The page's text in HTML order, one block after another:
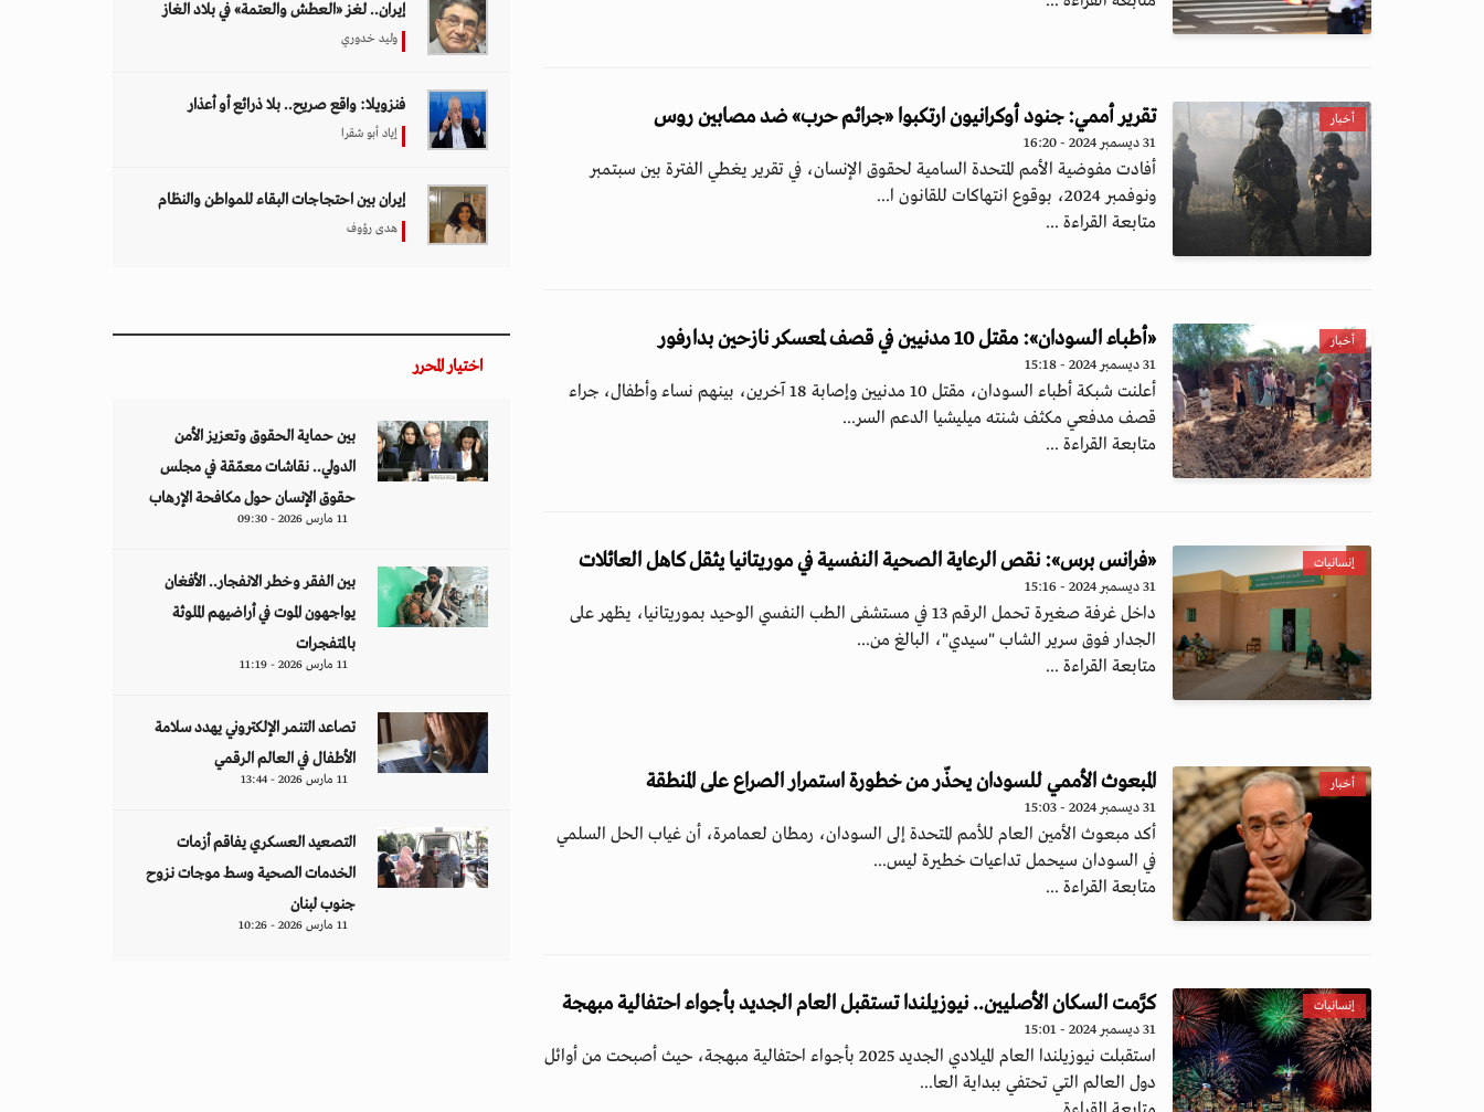
أخبار تقرير أممي: جنود أوكرانيون ارتكبوا «جرائم حرب» ضد مصابين روس
31 ديسمبر 2024 - 16:20
أفادت مفوضية الأمم المتحدة السامية لحقوق الإنسان، في تقرير يغطي الفترة بين سبتمبر
ونوفمبر 2024، بوقوع انتهاكات للقانون ا...
متابعة القراءة ...
أخبار «أطباء السودان»: مقتل 10 مدنيين في قصف لمعسكر نازحين بدارفور
31 ديسمبر 2024 - 15:18
أعلنت شبكة أطباء السودان، مقتل 10 مدنيين وإصابة 18 آخرين، بينهم نساء وأطفال، جراء
قصف مدفعي مكثف شنته ميليشيا الدعم السر...
متابعة القراءة ...
إنسانيات «فرانس برس»: نقص الرعاية الصحية النفسية في موريتانيا يثقل كاهل العائلات
31 ديسمبر 2024 - 15:16
داخل غرفة صغيرة تحمل الرقم 13 في مستشفى الطب النفسي الوحيد بموريتانيا، يظهر على
الجدار فوق سرير الشاب "سيدي"، البالغ من...
متابعة القراءة ...
أخبار المبعوث الأممي للسودان يحذّر من خطورة استمرار الصراع على المنطقة
31 ديسمبر 2024 - 15:03
أكد مبعوث الأمين العام للأمم المتحدة إلى السودان، رمطان لعمامرة، أن غياب الحل السلمي
في السودان سيحمل تداعيات خطيرة ليس...
متابعة القراءة ...
إنسانيات كرَّمت السكان الأصليين.. نيوزيلندا تستقبل العام الجديد بأجواء احتفالية مبهجة
31 ديسمبر 2024 - 15:01
استقبلت نيوزيلندا العام الميلادي الجديد 2025 بأجواء احتفالية مبهجة، حيث أصبحت من أوائل
دول العالم التي تحتفي ببداية العا...
إيران.. لغز «العطش والعتمة» في بلاد الغاز
وليد خدوري
فنزويلا: واقع صريح.. بلا ذرائع أو أعذار
إياد أبو شقرا
إيران بين احتجاجات البقاء للمواطن والنظام
هدى رؤوف
اختيار المحرر
بين حماية الحقوق وتعزيز الأمن
الدولي.. نقاشات معمّقة في مجلس
حقوق الإنسان حول مكافحة الإرهاب
11 مارس 2026 - 09:30
بين الفقر وخطر الانفجار.. الأفغان
يواجهون الموت في أراضيهم الملوثة
بالمتفجرات
11 مارس 2026 - 11:19
تصاعد التنمر الإلكتروني يهدد سلامة
الأطفال في العالم الرقمي
11 مارس 2026 - 13:44
التصعيد العسكري يفاقم أزمات
الخدمات الصحية وسط موجات نزوح
جنوب لبنان
11 مارس 2026 - 10:26